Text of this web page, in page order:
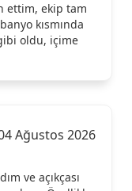
ettim, ekip tam
kısmında
oldu, içime
Ağustos 2026
ve açıkçası